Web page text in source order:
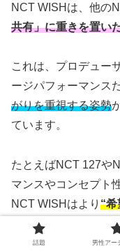
NCT WISHは、他の
共有」に重きを置い
これは、プロデュー
ージパフォーマンス
がりを重視する姿勢
ています。
たとえばNCT 127や
マンスやコンセプト
NCT WISHはより “希
ている
話題 男性アー